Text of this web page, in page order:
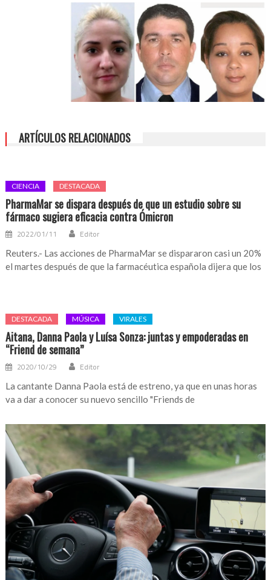
ARTÍCULOS RELACIONADOS
CIENCIA DESTACADA
PharmaMar se dispara después de que un estudio sobre su
fármaco sugiera eficacia contra Ómicron
2022/01/11 Editor
Reuters.- Las acciones de PharmaMar se dispararon casi un 20%
el martes después de que la farmacéutica española dijera que los
DESTACADA MÚSICA VIRALES
Aitana, Danna Paola y Luísa Sonza: juntas y empoderadas en
“Friend de semana”
2020/10/29 Editor
La cantante Danna Paola está de estreno, ya que en unas horas
va a dar a conocer su nuevo sencillo "Friends de